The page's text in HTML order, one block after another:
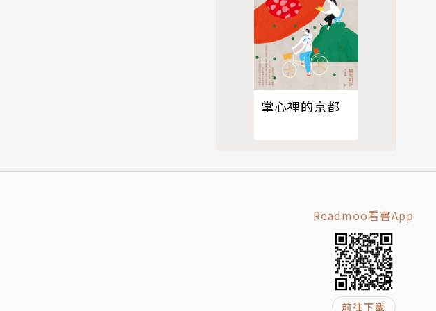
掌心裡的京都
Readmoo看書App
前往下載